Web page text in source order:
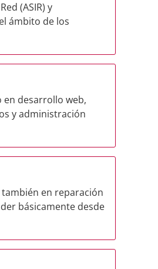
(ASIR) y
ámbito de los
desarrollo web,
y administración
en reparación
básicamente desde